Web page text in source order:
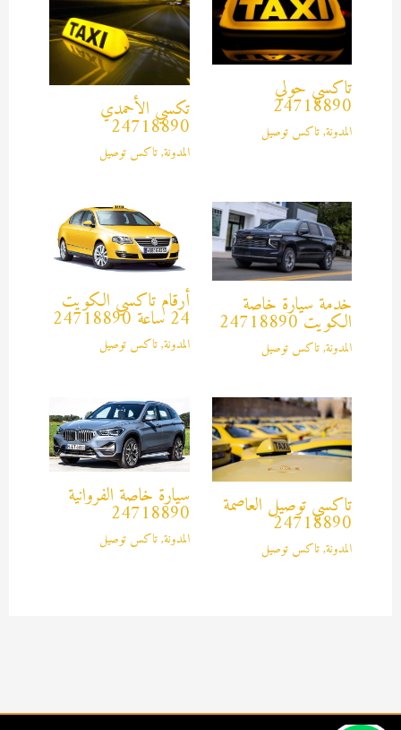
تاكسي حولي
24718890
المدونة,تاكس توصيل
تكسي الأحمدي
24718890
المدونة,تاكس توصيل
خدمة سيارة خاصة
الكويت 24718890
المدونة,تاكس توصيل
أرقام تاكسي الكويت
24 ساعة 24718890
المدونة,تاكس توصيل
تاكسي توصيل العاصمة
24718890
المدونة,تاكس توصيل
سيارة خاصة الفروانية
24718890
المدونة,تاكس توصيل